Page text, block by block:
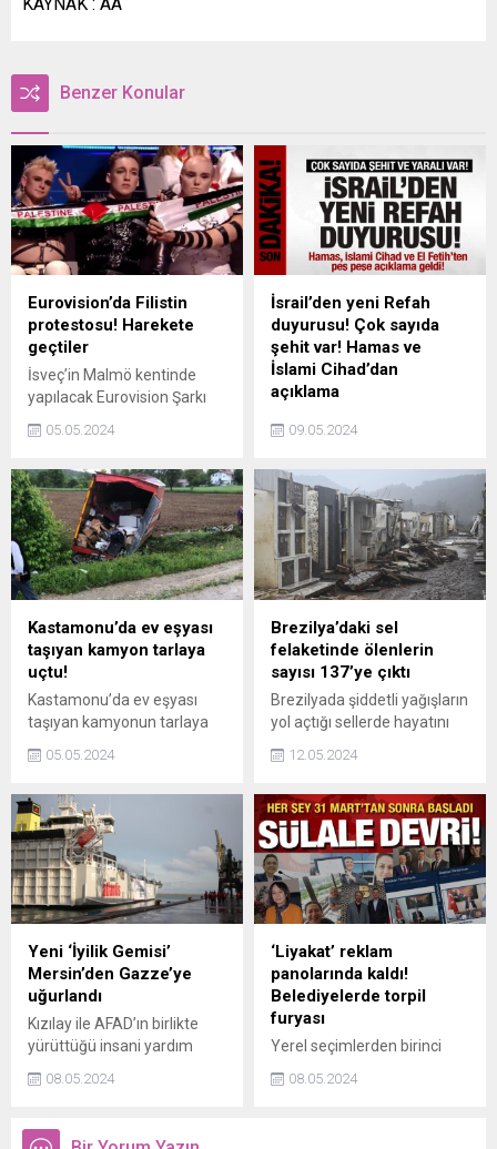
Benzer Konular
Eurovision’da Filistin
protestosu! Harekete
geçtiler
İsveç’in Malmö kentinde
yapılacak Eurovision Şarkı
bayrağı yasaklanmıştı. İsveç
açıklamada İsrail’in
yarışmaya katılımının
Malmö kentinde protesto
edileceği aktarıldı.
05.05.2024
İsrail’den yeni Refah
duyurusu! Çok sayıda
şehit var! Hamas ve
İslami Cihad’dan
açıklama
pazartesinden bu yana
noktaya hava saldırısı
düzenlediğini belirterek,
operasyona dair görüntüleri
yayınladı. Hamas, İslami
Cihad ve El Fetih peş peşe
açıklama yaptı.
09.05.2024
Kastamonu’da ev eşyası
taşıyan kamyon tarlaya
uçtu!
Kastamonu’da ev eşyası
taşıyan kamyonun tarlaya
meydana gelen kazada 2
05.05.2024
Brezilya’daki sel
felaketinde ölenlerin
sayısı 137’ye çıktı
Brezilyada şiddetli yağışların
yol açtığı sellerde hayatını
137ye yükseldiği,
125 olduğu bildirildi.
12.05.2024
Yeni ‘İyilik Gemisi’
Mersin’den Gazze’ye
uğurlandı
Kızılay ile AFAD’ın birlikte
yürüttüğü insani yardım
toplam 5 bin 66 tonluk insani
yeni İyilik Gemisi, Mersin
08.05.2024
‘Liyakat’ reklam
panolarında kaldı!
Belediyelerde torpil
furyası
Yerel seçimlerden birinci
zafer sarhoşluğu yerini
08.05.2024